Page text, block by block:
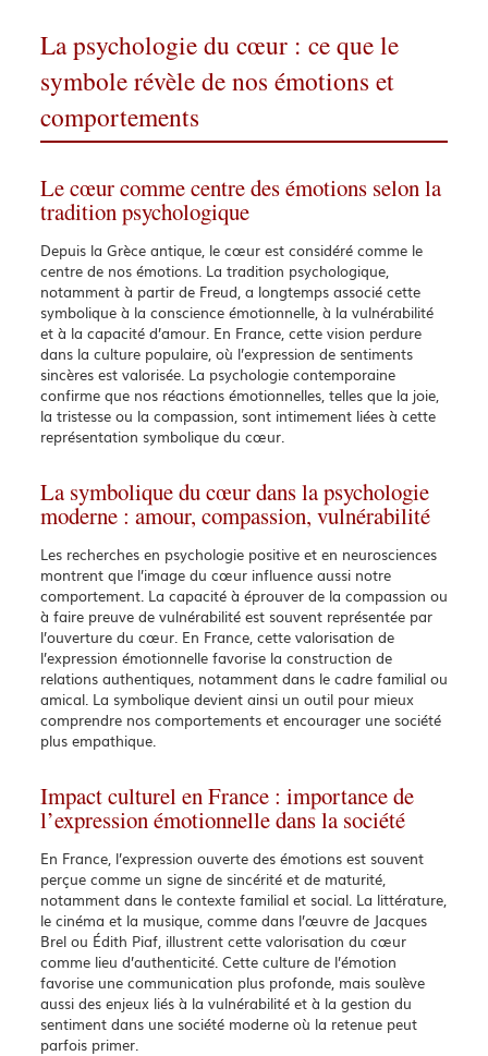
La psychologie du cœur : ce que le
symbole révèle de nos émotions et
comportements
Le cœur comme centre des émotions selon la
tradition psychologique
Depuis la Grèce antique, le cœur est considéré comme le
centre de nos émotions. La tradition psychologique,
notamment à partir de Freud, a longtemps associé cette
symbolique à la conscience émotionnelle, à la vulnérabilité
et à la capacité d’amour. En France, cette vision perdure
dans la culture populaire, où l’expression de sentiments
sincères est valorisée. La psychologie contemporaine
confirme que nos réactions émotionnelles, telles que la joie,
la tristesse ou la compassion, sont intimement liées à cette
représentation symbolique du cœur.
La symbolique du cœur dans la psychologie
moderne : amour, compassion, vulnérabilité
Les recherches en psychologie positive et en neurosciences
montrent que l’image du cœur influence aussi notre
comportement. La capacité à éprouver de la compassion ou
à faire preuve de vulnérabilité est souvent représentée par
l’ouverture du cœur. En France, cette valorisation de
l’expression émotionnelle favorise la construction de
relations authentiques, notamment dans le cadre familial ou
amical. La symbolique devient ainsi un outil pour mieux
comprendre nos comportements et encourager une société
plus empathique.
Impact culturel en France : importance de
l’expression émotionnelle dans la société
En France, l’expression ouverte des émotions est souvent
perçue comme un signe de sincérité et de maturité,
notamment dans le contexte familial et social. La littérature,
le cinéma et la musique, comme dans l’œuvre de Jacques
Brel ou Édith Piaf, illustrent cette valorisation du cœur
comme lieu d’authenticité. Cette culture de l’émotion
favorise une communication plus profonde, mais soulève
aussi des enjeux liés à la vulnérabilité et à la gestion du
sentiment dans une société moderne où la retenue peut
parfois primer.